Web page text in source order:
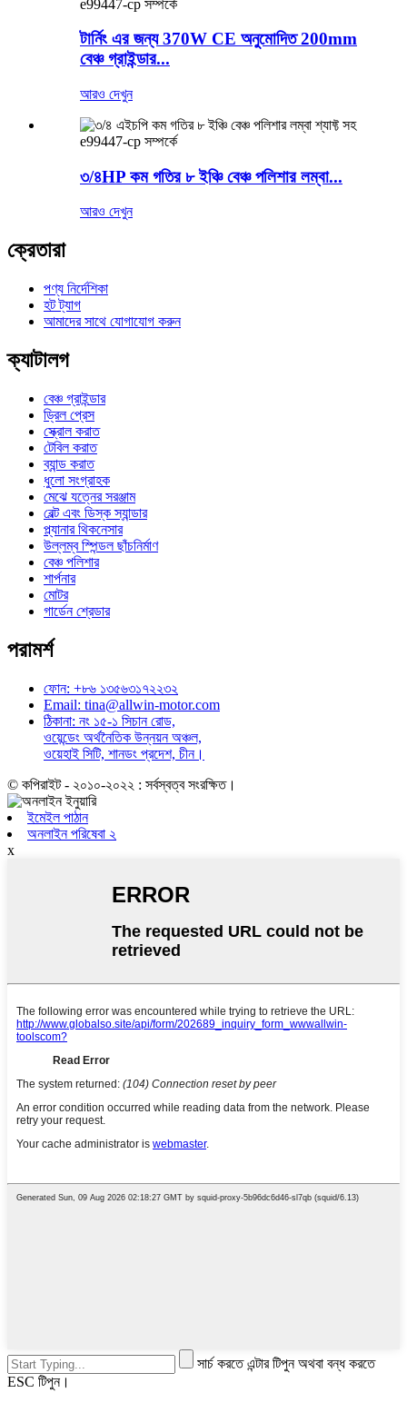
e99447-cp সম্পর্কে
টার্নিং এর জন্য 370W CE অনুমোদিত 200mm
বেঞ্চ গ্রাইন্ডার...
আরও দেখুন
e99447-cp সম্পর্কে
৩/৪HP কম গতির ৮ ইঞ্চি বেঞ্চ পলিশার লম্বা...
আরও দেখুন
ক্রেতারা
পণ্য নির্দেশিকা
হট ট্যাগ
আমাদের সাথে যোগাযোগ করুন
ক্যাটালগ
বেঞ্চ গ্রাইন্ডার
ড্রিল প্রেস
স্ক্রোল করাত
টেবিল করাত
ব্যান্ড করাত
ধুলো সংগ্রাহক
মেঝে যত্নের সরঞ্জাম
বেল্ট এবং ডিস্ক স্যান্ডার
প্ল্যানার থিকনেসার
উল্লম্ব স্পিন্ডল ছাঁচনির্মাণ
বেঞ্চ পলিশার
শার্পনার
মোটর
গার্ডেন শ্রেডার
পরামর্শ
ফোন: +৮৬ ১৩৫৬৩১৭২২৩২
Email: tina@allwin-motor.com
ঠিকানা: নং ১৫-১ সিচান রোড,
ওয়েন্ডেং অর্থনৈতিক উন্নয়ন অঞ্চল,
ওয়েহাই সিটি, শানডং প্রদেশ, চীন।
© কপিরাইট - ২০১০-২০২২ : সর্বস্বত্ব সংরক্ষিত।
ইমেইল পাঠান
অনলাইন পরিষেবা ২
x
সার্চ করতে এন্টার টিপুন অথবা বন্ধ করতে
ESC টিপুন।